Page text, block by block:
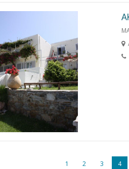
1 2 3 4